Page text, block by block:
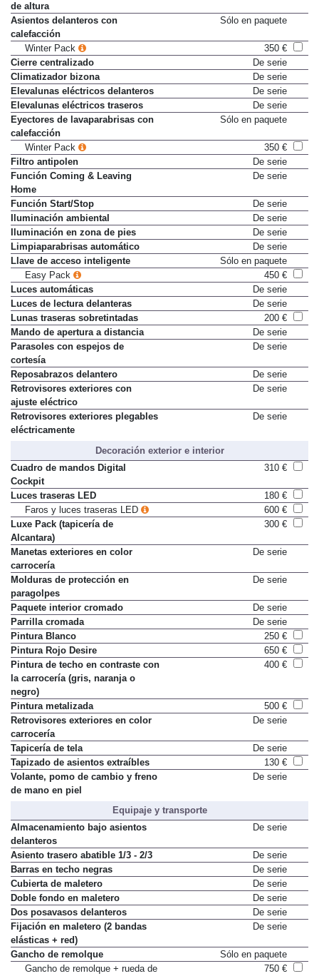
de altura
Asientos delanteros con
calefacción
Sólo en paquete
Winter Pack
350 €
Cierre centralizado
De serie
Climatizador bizona
De serie
Elevalunas eléctricos delanteros
De serie
Elevalunas eléctricos traseros
De serie
Eyectores de lavaparabrisas con
calefacción
Sólo en paquete
Winter Pack
350 €
Filtro antipolen
De serie
Función Coming & Leaving
Home
De serie
Función Start/Stop
De serie
Iluminación ambiental
De serie
Iluminación en zona de pies
De serie
Limpiaparabrisas automático
De serie
Llave de acceso inteligente
Sólo en paquete
Easy Pack
450 €
Luces automáticas
De serie
Luces de lectura delanteras
De serie
Lunas traseras sobretintadas
200 €
Mando de apertura a distancia
De serie
Parasoles con espejos de
cortesía
De serie
Reposabrazos delantero
De serie
Retrovisores exteriores con
ajuste eléctrico
De serie
Retrovisores exteriores plegables
eléctricamente
De serie
Decoración exterior e interior
Cuadro de mandos Digital
Cockpit
310 €
Luces traseras LED
180 €
Faros y luces traseras LED
600 €
Luxe Pack (tapicería de
Alcantara)
300 €
Manetas exteriores en color
carrocería
De serie
Molduras de protección en
paragolpes
De serie
Paquete interior cromado
De serie
Parrilla cromada
De serie
Pintura Blanco
250 €
Pintura Rojo Desire
650 €
Pintura de techo en contraste con
la carrocería (gris, naranja o
negro)
400 €
Pintura metalizada
500 €
Retrovisores exteriores en color
carrocería
De serie
Tapicería de tela
De serie
Tapizado de asientos extraíbles
130 €
Volante, pomo de cambio y freno
de mano en piel
De serie
Equipaje y transporte
Almacenamiento bajo asientos
delanteros
De serie
Asiento trasero abatible 1/3 - 2/3
De serie
Barras en techo negras
De serie
Cubierta de maletero
De serie
Doble fondo en maletero
De serie
Dos posavasos delanteros
De serie
Fijación en maletero (2 bandas
elásticas + red)
De serie
Gancho de remolque
Sólo en paquete
Gancho de remolque + rueda de
750 €